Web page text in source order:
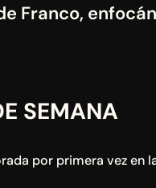
Franco,
SEMANA
por primera vez en